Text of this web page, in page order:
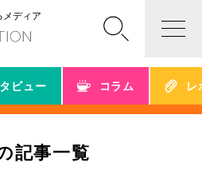
メディア
ビュー コラム レ
記事一覧